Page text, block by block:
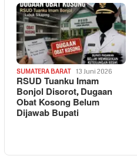
SUMATERA BARAT 13 Juni 2026
RSUD Tuanku Imam
Bonjol Disorot, Dugaan
Obat Kosong Belum
Dijawab Bupati